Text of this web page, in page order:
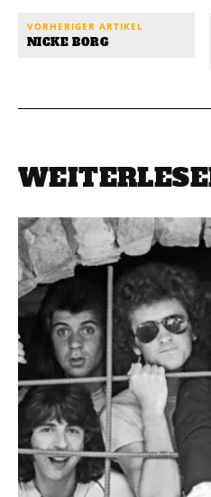
VORHERIGER ARTIKEL
NICKE BORG